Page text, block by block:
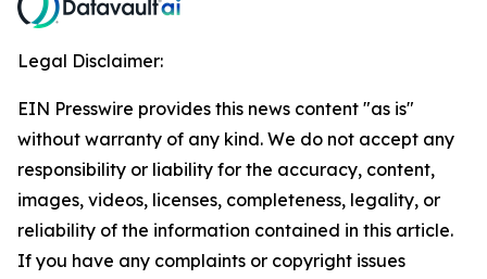
Legal Disclaimer:
EIN Presswire provides this news content "as is"
without warranty of any kind. We do not accept any
responsibility or liability for the accuracy, content,
images, videos, licenses, completeness, legality, or
reliability of the information contained in this article.
If you have any complaints or copyright issues